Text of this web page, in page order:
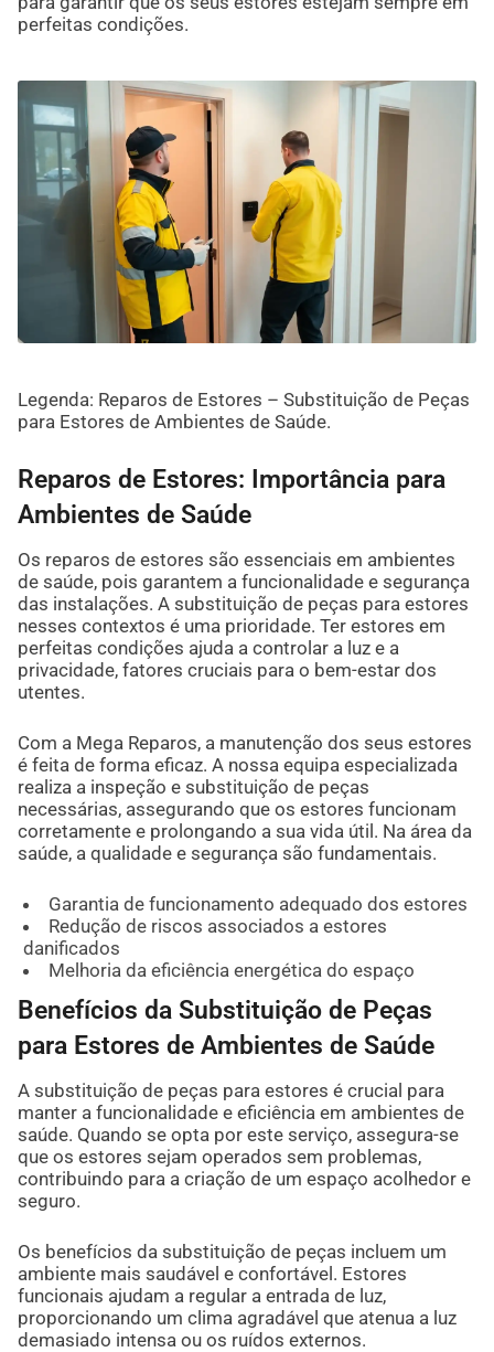
perfeitas condições.
Legenda: Reparos de Estores – Substituição de Peças
para Estores de Ambientes de Saúde.
Reparos de Estores: Importância para
Ambientes de Saúde
Os reparos de estores são essenciais em ambientes
de saúde, pois garantem a funcionalidade e segurança
das instalações. A substituição de peças para estores
nesses contextos é uma prioridade. Ter estores em
perfeitas condições ajuda a controlar a luz e a
privacidade, fatores cruciais para o bem-estar dos
utentes.
Com a Mega Reparos, a manutenção dos seus estores
é feita de forma eficaz. A nossa equipa especializada
realiza a inspeção e substituição de peças
necessárias, assegurando que os estores funcionam
corretamente e prolongando a sua vida útil. Na área da
saúde, a qualidade e segurança são fundamentais.
Garantia de funcionamento adequado dos estores
Redução de riscos associados a estores
danificados
Melhoria da eficiência energética do espaço
Benefícios da Substituição de Peças
para Estores de Ambientes de Saúde
A substituição de peças para estores é crucial para
manter a funcionalidade e eficiência em ambientes de
saúde. Quando se opta por este serviço, assegura-se
que os estores sejam operados sem problemas,
contribuindo para a criação de um espaço acolhedor e
seguro.
Os benefícios da substituição de peças incluem um
ambiente mais saudável e confortável. Estores
funcionais ajudam a regular a entrada de luz,
proporcionando um clima agradável que atenua a luz
demasiado intensa ou os ruídos externos.